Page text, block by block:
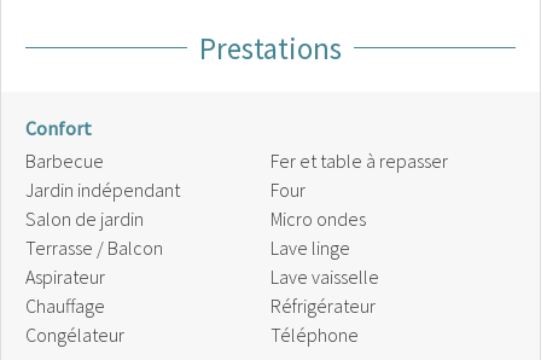
Prestations
Confort
Barbecue
Jardin indépendant
Salon de jardin
Terrasse / Balcon
Aspirateur
Chauffage
Congélateur
Fer et table à repasser
Four
Micro ondes
Lave linge
Lave vaisselle
Réfrigérateur
Téléphone